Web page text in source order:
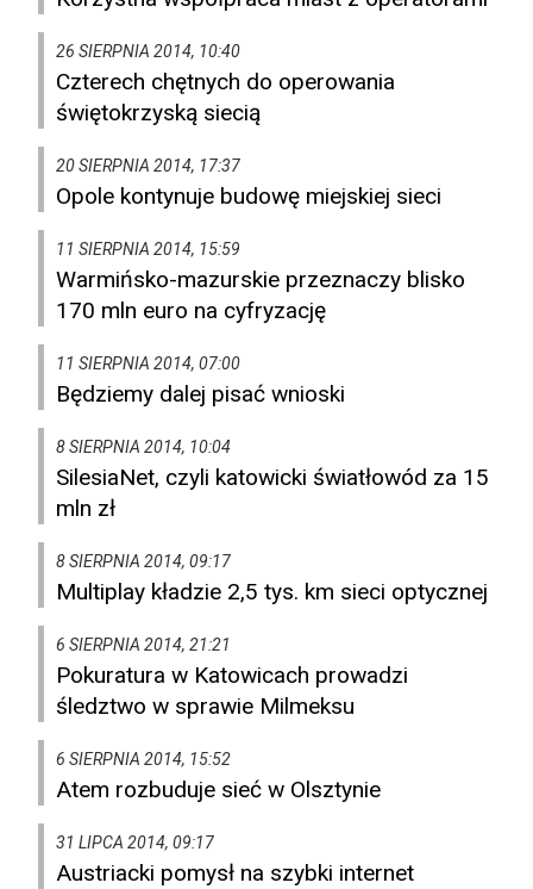
26 SIERPNIA 2014, 10:40
Czterech chętnych do operowania
świętokrzyską siecią
20 SIERPNIA 2014, 17:37
Opole kontynuje budowę miejskiej sieci
11 SIERPNIA 2014, 15:59
Warmińsko-mazurskie przeznaczy blisko
170 mln euro na cyfryzację
11 SIERPNIA 2014, 07:00
Będziemy dalej pisać wnioski
8 SIERPNIA 2014, 10:04
SilesiaNet, czyli katowicki światłowód za 15
mln zł
8 SIERPNIA 2014, 09:17
Multiplay kładzie 2,5 tys. km sieci optycznej
6 SIERPNIA 2014, 21:21
Pokuratura w Katowicach prowadzi
śledztwo w sprawie Milmeksu
6 SIERPNIA 2014, 15:52
Atem rozbuduje sieć w Olsztynie
31 LIPCA 2014, 09:17
Austriacki pomysł na szybki internet